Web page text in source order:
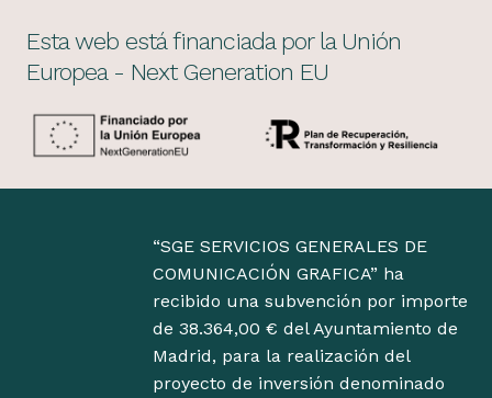
Esta web está financiada por la Unión
Europea - Next Generation EU
“SGE SERVICIOS GENERALES DE
COMUNICACIÓN GRAFICA” ha
recibido una subvención por importe
de 38.364,00 € del Ayuntamiento de
Madrid, para la realización del
proyecto de inversión denominado